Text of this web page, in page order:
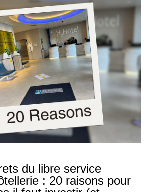
du libre service
: 20 raisons pour